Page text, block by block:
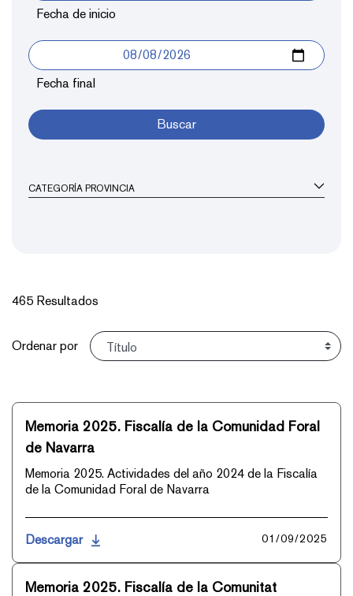
Fecha de inicio
Fecha final
Buscar
CATEGORÍA PROVINCIA
465 Resultados
Ordenar
Ordenar por
Memoria 2025. Fiscalía de la Comunidad Foral
de Navarra
Memoria 2025. Actividades del año 2024 de la Fiscalía
de la Comunidad Foral de Navarra
Descargar 01/09/2025
Memoria 2025. Fiscalía de la Comunitat